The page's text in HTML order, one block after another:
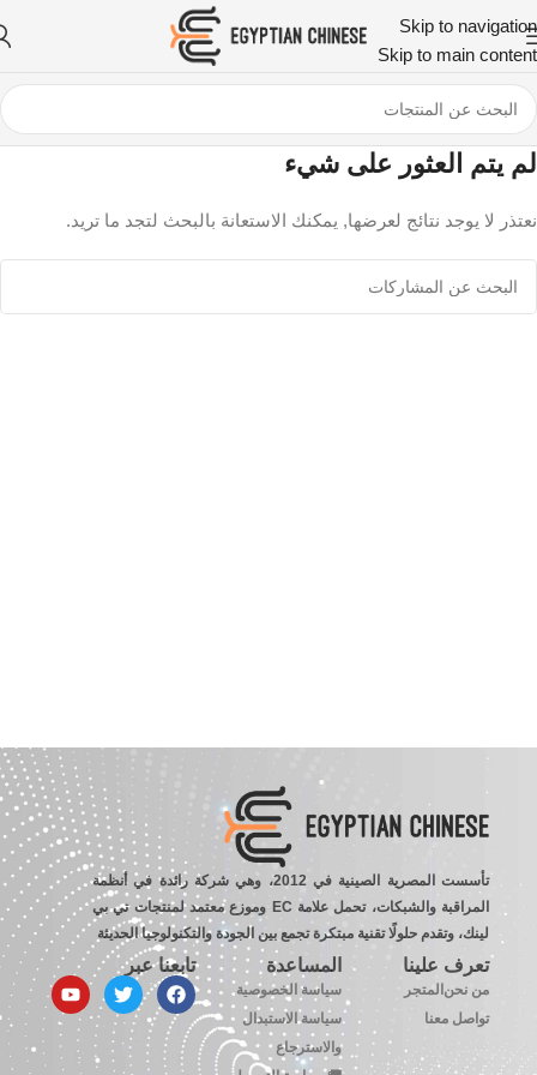
Skip to navigation
Skip to main content
لم يتم العثور على شيء
نعتذر لا يوجد نتائج لعرضها, يمكنك الاستعانة بالبحث لتجد ما تريد.
تأسست المصرية الصينية في 2012، وهي شركة رائدة في أنظمة
المراقبة والشبكات، تحمل علامة EC وموزع معتمد لمنتجات تي بي
لينك، وتقدم حلولًا تقنية مبتكرة تجمع بين الجودة والتكنولوجيا الحديثة
تعرف علينا
من نحنالمتجر
تواصل معنا
المساعدة
سياسة الخصوصية
سياسة الاستبدال
والاسترجاع
تابعنا عبر